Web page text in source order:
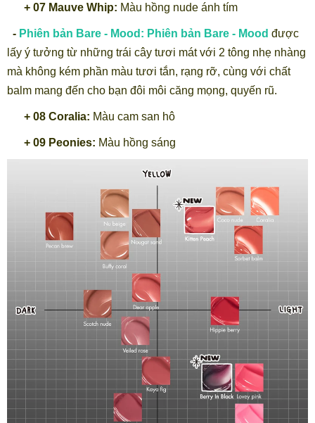
+ 07 Mauve Whip: Màu hồng nude ánh tím
- Phiên bản Bare - Mood: Phiên bản Bare - Mood được
lấy ý tưởng từ những trái cây tươi mát với 2 tông nhẹ nhàng
mà không kém phần màu tươi tắn, rạng rỡ, cùng với chất
balm mang đến cho bạn đôi môi căng mọng, quyến rũ.
+ 08 Coralia: Màu cam san hô
+ 09 Peonies: Màu hồng sáng